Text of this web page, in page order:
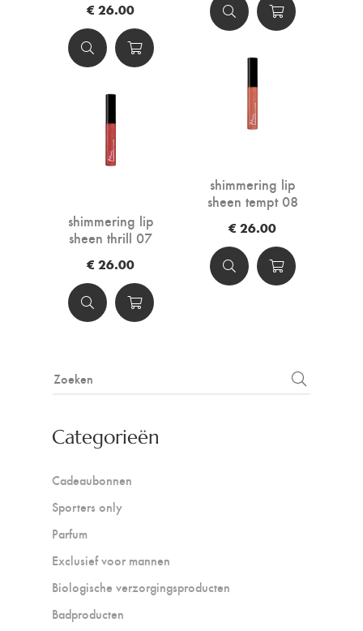
€ 26.00
shimmering lip
sheen tempt 08
€ 26.00
shimmering lip
sheen thrill 07
€ 26.00
Categorieën
Cadeaubonnen
Sporters only
Parfum
Exclusief voor mannen
Biologische verzorgingsproducten
Badproducten